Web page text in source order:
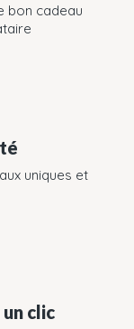
bon cadeau
uniques et
clic